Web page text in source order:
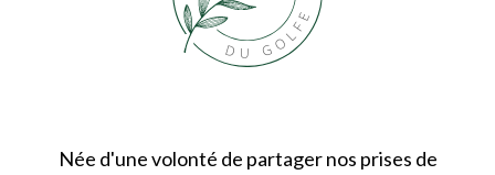
Née d'une volonté de partager nos prises de